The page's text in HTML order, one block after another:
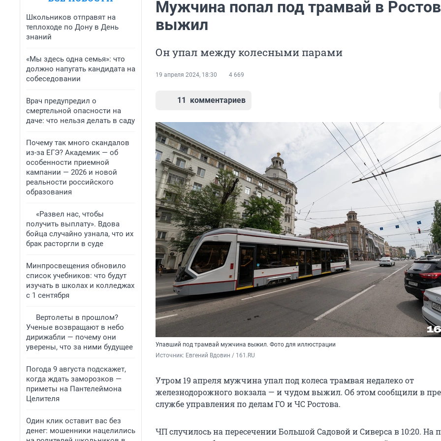
Школьников отправят на
теплоходе по Дону в День
знаний
«Мы здесь одна семья»: что
должно напугать кандидата на
собеседовании
Врач предупредил о
смертельной опасности на
даче: что нельзя делать в саду
Почему так много скандалов
из-за ЕГЭ? Академик — об
особенности приемной
кампании — 2026 и новой
реальности российского
образования
«Развел нас, чтобы
получить выплату». Вдова
бойца случайно узнала, что их
брак расторгли в суде
Минпросвещения обновило
список учебников: что будут
изучать в школах и колледжах
с 1 сентября
Вертолеты в прошлом?
Ученые возвращают в небо
дирижабли — почему они
уверены, что за ними будущее
Погода 9 августа подскажет,
когда ждать заморозков —
приметы на Пантелеймона
Целителя
Один клик оставит вас без
денег: мошенники нацелились
Мужчина попал под трамвай в
выжил
Он упал между колесными парами
19 апреля 2024, 18:30 4 669
11 комментариев
Упавший под трамвай мужчина выжил. Фото для иллюстрации
Источник: Евгений Вдовин / 161.RU
Утром 19 апреля мужчина упал под колеса трамвая недалеко от
железнодорожного вокзала — и чудом выжил. Об этом сообщили в
службе управления по делам ГО и ЧС Ростова.
ЧП случилось на пересечении Большой Садовой и Сиверса в 10:20. На